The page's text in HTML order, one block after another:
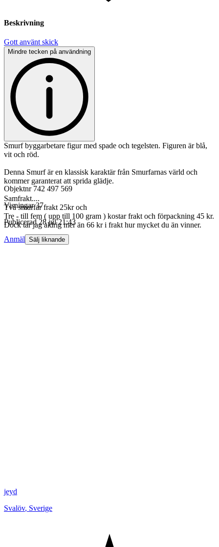
Beskrivning
Gott använt skick
Mindre tecken på användning
Smurf byggarbetare figur med spade och tegelsten. Figuren är blå,
vit och röd.
Denna Smurf är en klassisk karaktär från Smurfarnas värld och
kommer garanterat att sprida glädje.
Samfrakt....
Två smurfar frakt 25kr och
Tre - till fem ( upp till 100 gram ) kostar frakt och förpackning 45 kr.
Dock tar jag aldrig mer än 66 kr i frakt hur mycket du än vinner.
Objektnr 742 497 569
Visningar 37
Publicerad 28 jul 21:43
Anmäl Sälj liknande
jeyd
Svalöv, Sverige